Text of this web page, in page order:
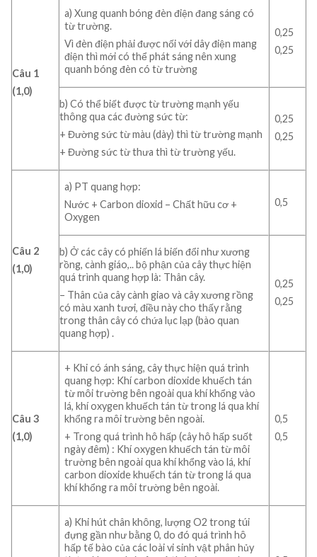
Câu 1
(1,0)
a) Xung quanh bóng đèn điện đang sáng có
từ trường.
Vì đèn điện phải được nối với dây điện mang
điện thì mới có thể phát sáng nên xung
quanh bóng đèn có từ trường
0,25
0,25
b) Có thể biết được từ trường mạnh yếu
thông qua các đường sức từ:
+ Đường sức từ màu (dày) thì từ trường mạnh
+ Đường sức từ thưa thì từ trường yếu.
0,25
0,25
Câu 2
(1,0)
a) PT quang hợp:
Nước + Carbon dioxid – Chất hữu cơ +
Oxygen
0,5
b) Ở các cây có phiến lá biến đổi như xương
rồng, cành giáo,.. bộ phận của cây thực hiện
quá trình quang hợp là: Thân cây.
– Thân của cây cành giao và cây xương rồng
có màu xanh tươi, điều này cho thấy rằng
trong thân cây có chứa lục lạp (bào quan
quang hợp) .
0,25
0,25
Câu 3
(1,0)
+ Khi có ánh sáng, cây thực hiện quá trình
quang hợp: Khí carbon dioxide khuếch tán
từ môi trường bên ngoài qua khí khổng vào
lá, khí oxygen khuếch tán từ trong lá qua khí
khổng ra môi trường bên ngoài.
+ Trong quá trình hô hấp (cây hô hấp suốt
ngày đêm) : Khí oxygen khuếch tán từ môi
trường bên ngoài qua khí khổng vào lá, khí
carbon dioxide khuếch tán từ trong lá qua
khí khổng ra môi trường bên ngoài.
0,5
0,5
a) Khi hút chân không, lượng O2 trong túi
đựng gần như bằng 0, do đó quá trình hô
hấp tế bào của các loài vi sinh vật phân hủy